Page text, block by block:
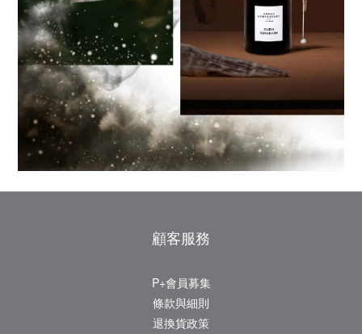
顧客服務
P+會員募集
條款與細則
退換貨政策